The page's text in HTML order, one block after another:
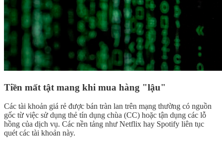
Tiền mất tật mang khi mua hàng "lậu"
Các tài khoản giá rẻ được bán tràn lan trên mạng thường có nguồn
gốc từ việc sử dụng thẻ tín dụng chùa (CC) hoặc tận dụng các lỗ
hồng của dịch vụ. Các nền tảng như Netflix hay Spotify liên tục
quét các tài khoản này.